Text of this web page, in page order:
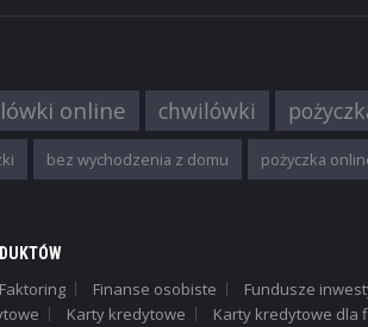
online chwilówki
bez wychodzenia z domu pożyczka
Faktoring Finanse osobiste Fundusze
Karty kredytowe Karty kredytowe dla